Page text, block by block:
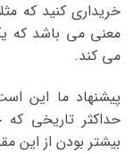
خریداری کنید که
معنی می باشد که
می کند.
پیشنهاد ما این
بیشتر بودن از این